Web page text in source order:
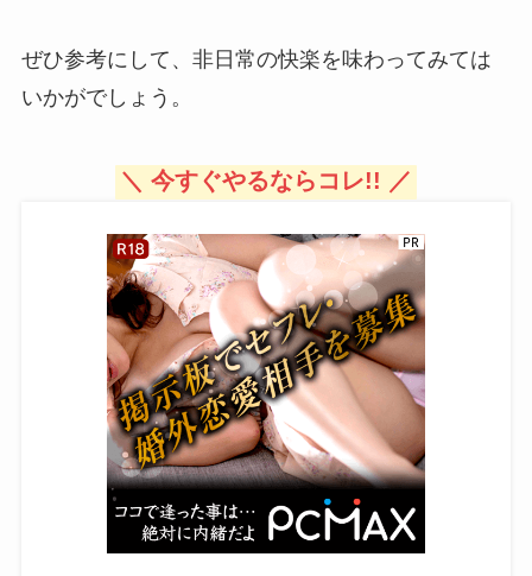
ぜひ参考にして、非日常の快楽を味わってみては
いかがでしょう。
＼ 今すぐやるならコレ!! ／